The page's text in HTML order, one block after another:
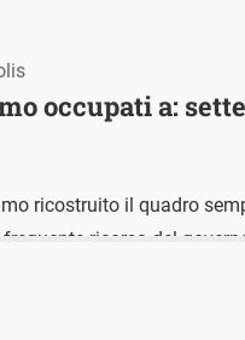
occupati a:
ricostruito il quadro
ricorso del